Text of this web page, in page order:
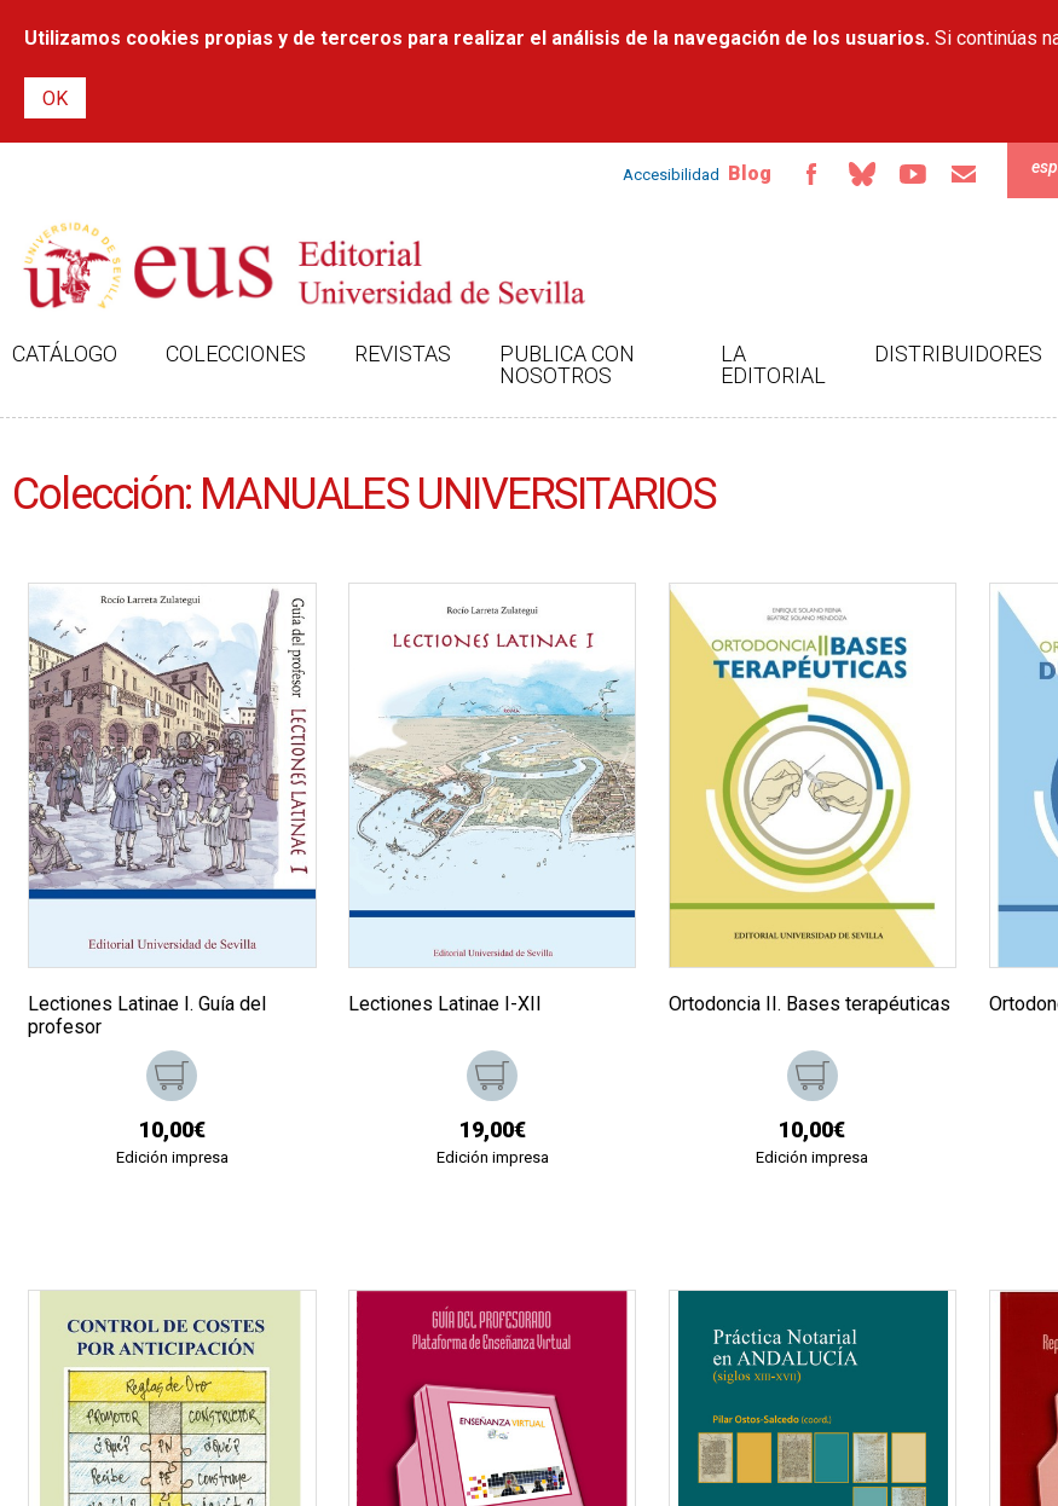
contenido
Utilizamos cookies propias y de terceros para realizar el análisis de la navegación de los usuarios. Si continúas
Accesibilidad Blog
CATÁLOGO COLECCIONES REVISTAS
PUBLICA CON
NOSOTROS
LA
EDITORIAL
DISTRIBUIDORES
Colección: MANUALES UNIVERSITARIOS
Lectiones Latinae I. Guía del
profesor
10,00€
Edición impresa
Lectiones Latinae I-XII
19,00€
Edición impresa
Ortodoncia II. Bases terapéuticas
10,00€
Edición impresa